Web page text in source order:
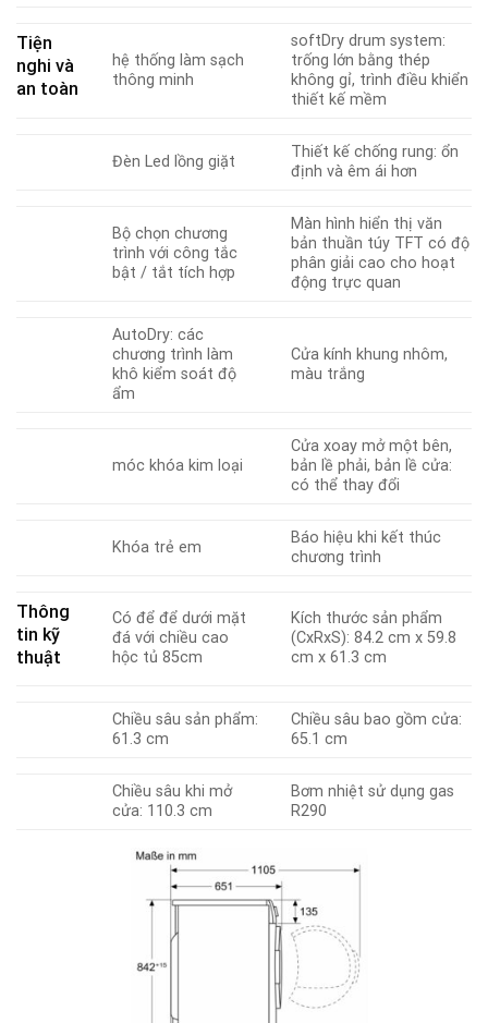
Tiện
nghi và
an toàn
hệ thống làm sạch
thông minh
softDry drum system:
trống lớn bằng thép
không gỉ, trình điều khiển
thiết kế mềm
Đèn Led lồng giặt
Thiết kế chống rung: ổn
định và êm ái hơn
Bộ chọn chương
trình với công tắc
bật / tắt tích hợp
Màn hình hiển thị văn
bản thuần túy TFT có độ
phân giải cao cho hoạt
động trực quan
AutoDry: các
chương trình làm
khô kiểm soát độ
ẩm
Cửa kính khung nhôm,
màu trắng
móc khóa kim loại
Cửa xoay mở một bên,
bản lề phải, bản lề cửa:
có thể thay đổi
Khóa trẻ em
Báo hiệu khi kết thúc
chương trình
Thông
tin kỹ
thuật
Có để để dưới mặt
đá với chiều cao
hộc tủ 85cm
Kích thước sản phẩm
(CxRxS): 84.2 cm x 59.8
cm x 61.3 cm
Chiều sâu sản phẩm:
61.3 cm
Chiều sâu bao gồm cửa:
65.1 cm
Chiều sâu khi mở
cửa: 110.3 cm
Bơm nhiệt sử dụng gas
R290